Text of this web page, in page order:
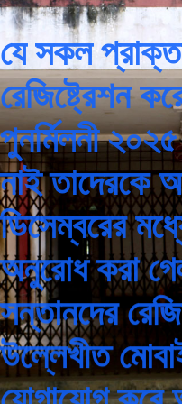
যে সকল
রেজিষ্ট্রেশন
পুনর্মিলনী
নাই তাদেরকে
ডিসেম্বরের
অনুরোধ করা
সন্তানদের
উল্লেখীত